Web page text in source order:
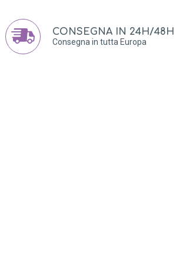
CONSEGNA IN 24H/48H
Consegna in tutta Europa